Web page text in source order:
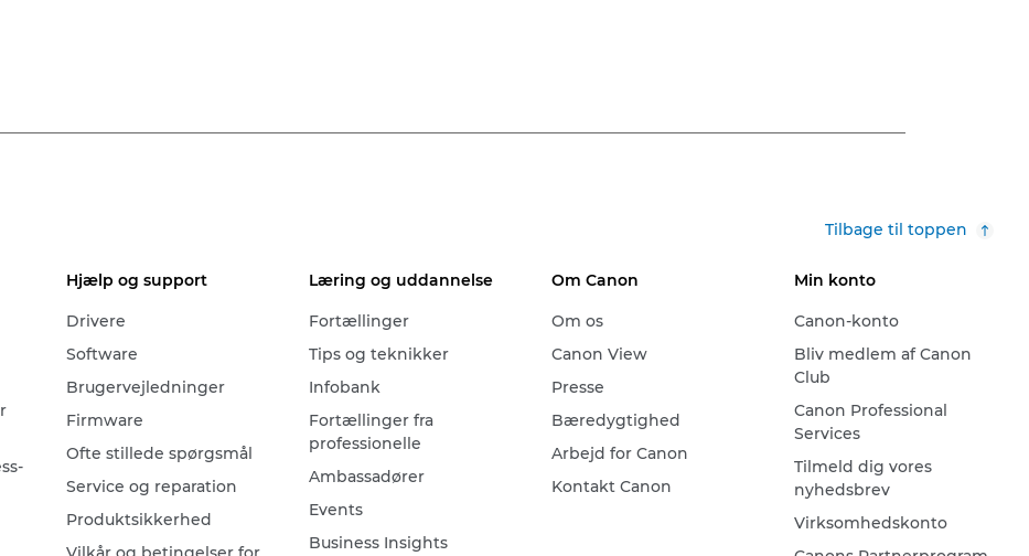
Tilbage til toppen
Hjælp og support
Drivere
Software
Brugervejledninger
Firmware
Ofte stillede spørgsmål
Service og reparation
Produktsikkerhed
Læring og uddannelse
Fortællinger
Tips og teknikker
Infobank
Fortællinger fra
professionelle
Ambassadører
Events
Business Insights
Om Canon
Om os
Canon View
Presse
Bæredygtighed
Arbejd for Canon
Kontakt Canon
Min konto
Canon-konto
Bliv medlem af Canon
Club
Canon Professional
Services
Tilmeld dig vores
nyhedsbrev
Virksomhedskonto